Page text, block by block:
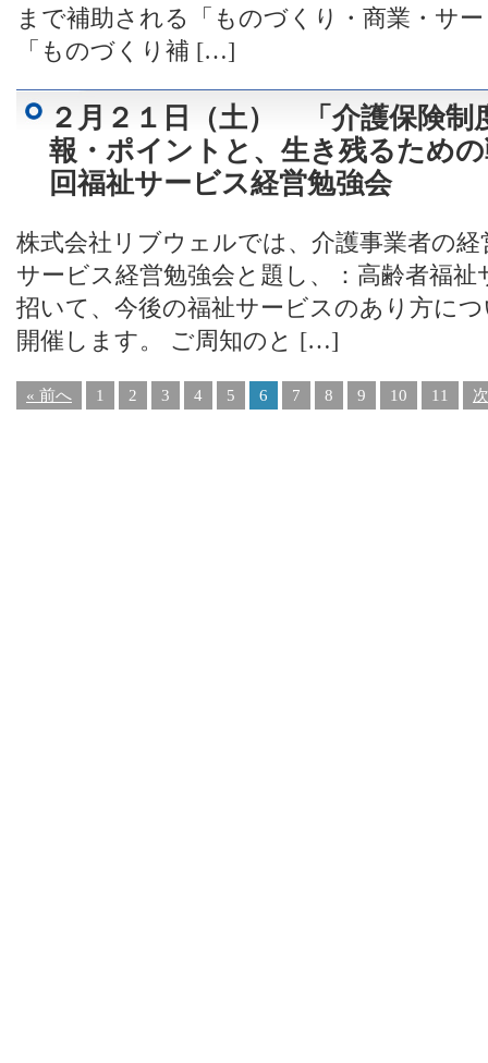
まで補助される「ものづくり・商業・サ
「ものづくり補 […]
２月２１日（土） 「介護保険制
報・ポイントと、生き残るため
回福祉サービス経営勉強会
株式会社リブウェルでは、介護事業者の
サービス経営勉強会と題し、：高齢者福
招いて、今後の福祉サービスのあり方に
開催します。 ご周知のと […]
« 前へ 1 2 3 4 5 6 7 8 9 10 11